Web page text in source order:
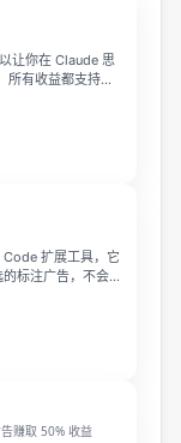
让你在 Claude 思
所有收益都支持用
扩展工具，它
标注广告，不会
赚取 50% 收益